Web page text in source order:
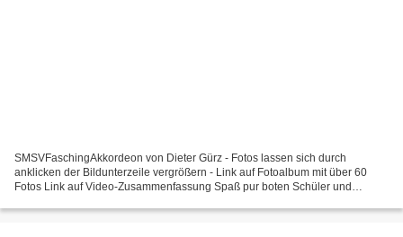
SMSVFaschingAkkordeon von Dieter Gürz - Fotos lassen sich durch
anklicken der Bildunterzeile vergrößern - Link auf Fotoalbum mit über 60
Fotos Link auf Video-Zusammenfassung Spaß pur boten Schüler und